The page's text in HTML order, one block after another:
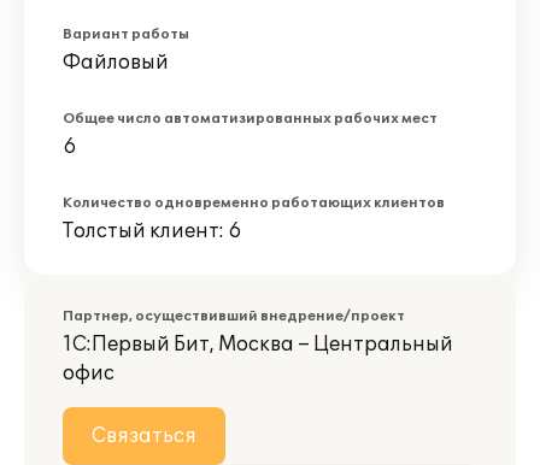
Вариант работы
Файловый
Общее число автоматизированных рабочих мест
6
Количество одновременно работающих клиентов
Толстый клиент: 6
Партнер, осуществивший внедрение/проект
1С:Первый Бит, Москва – Центральный
офис
Связаться